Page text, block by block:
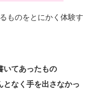
ものをとにかく体験す
いてあったもの
なく手を出さなかっ